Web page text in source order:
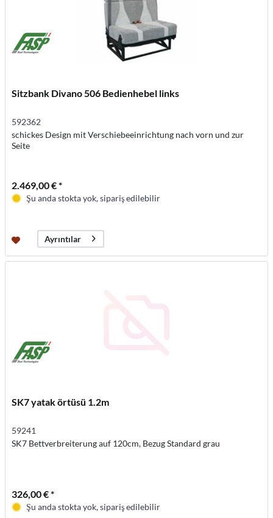
Sitzbank Divano 506 Bedienhebel links
592362
schickes Design mit Verschiebeeinrichtung nach vorn und zur
Seite
2.469,00 € *
Şu anda stokta yok, sipariş edilebilir
Ayrıntılar
SK7 yatak örtüsü 1.2m
59241
SK7 Bettverbreiterung auf 120cm, Bezug Standard grau
326,00 € *
Şu anda stokta yok, sipariş edilebilir